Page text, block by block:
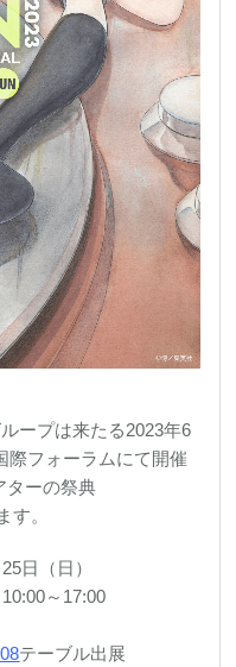
ープは来たる2023年6
際フォーラムにて開催
ターの祭典
す。
日（日）
～17:00
テーブル出展